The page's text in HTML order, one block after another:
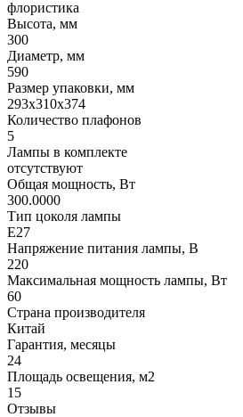
флористика
Высота, мм
300
Диаметр, мм
590
Размер упаковки, мм
293x310x374
Количество плафонов
5
Лампы в комплекте
отсутствуют
Общая мощность, Вт
300.0000
Тип цоколя лампы
E27
Напряжение питания лампы, В
220
Максимальная мощность лампы, Вт
60
Страна производителя
Китай
Гарантия, месяцы
24
Площадь освещения, м2
15
Отзывы